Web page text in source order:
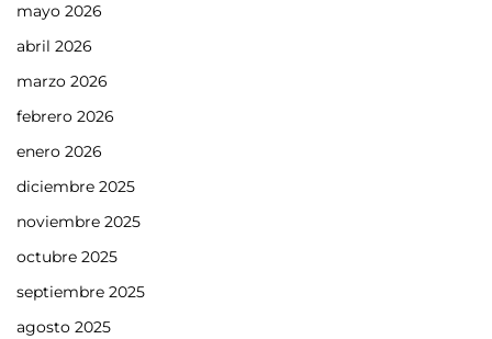
mayo 2026
abril 2026
marzo 2026
febrero 2026
enero 2026
diciembre 2025
noviembre 2025
octubre 2025
septiembre 2025
agosto 2025